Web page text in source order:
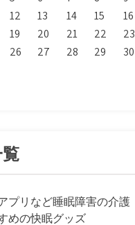
12 13 14 15
16
19 20 21 22
23
26 27 28 29
30
プリなど睡眠障害の介護
めの快眠グッズ